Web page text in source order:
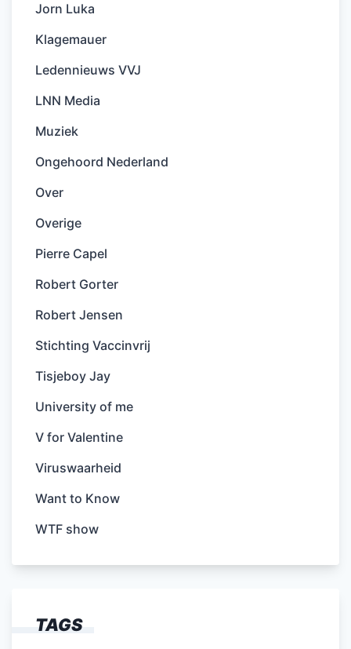
Jorn Luka
Klagemauer
Ledennieuws VVJ
LNN Media
Muziek
Ongehoord Nederland
Over
Overige
Pierre Capel
Robert Gorter
Robert Jensen
Stichting Vaccinvrij
Tisjeboy Jay
University of me
V for Valentine
Viruswaarheid
Want to Know
WTF show
TAGS